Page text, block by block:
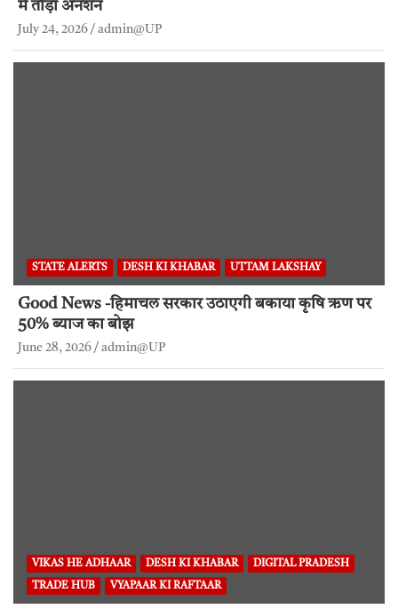
में तोड़ा अनशन
July 24, 2026 admin@UP
STATE ALERTS DESH KI KHABAR UTTAM LAKSHAY
Good News -हिमाचल सरकार उठाएगी बकाया कृषि ऋण पर
50% ब्याज का बोझ
June 28, 2026 admin@UP
VIKAS HE ADHAAR DESH KI KHABAR DIGITAL PRADESH
TRADE HUB VYAPAAR KI RAFTAAR